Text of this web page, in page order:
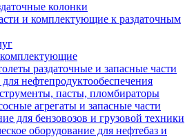
колонки
и комплектующие к раздаточным
раздаточные и запасные части
нефтепродуктообеспечения
пасты, пломбираторы
агрегаты и запасные части
для бензовозов и грузовой техники
оборудование для нефтебаз и